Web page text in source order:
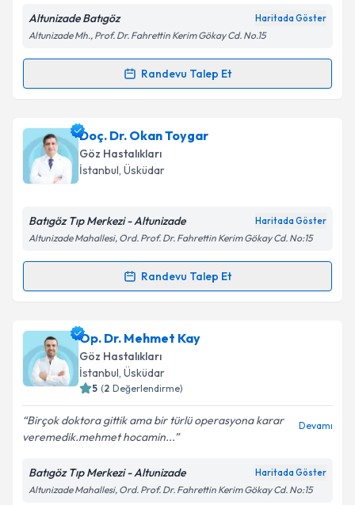
Kişisel verilerimin işlenmesine ilişkinAydınlatma
kapsamda işlenmesini kabul ediyorum.
Altunizade Batıgöz Haritada Göster
Altunizade Mh., Prof. Dr. Fahrettin Kerim Gökay Cd. No.15
Randevu Talep Et
Randevu Takvimi Talebi
Op. Dr. Mustafa Eriçin randevu takvimi talebi
oluşturun. Size bu uzmandan randevu almanız için bir
takvim hazırlandığında e-posta ile bilgilendireceğiz.
Kişisel verilerimin işlenmesine ilişkin
Metni'ni okudum ve kişisel verilerimin belirtilen
Takvim Talebini Gönder
Doç. Dr. Okan Toygar
Göz Hastalıkları
İstanbul, Üsküdar
Batıgöz Tıp Merkezi - Altunizade Haritada Göster
Altunizade Mahallesi, Ord. Prof. Dr. Fahrettin Kerim Gökay Cd. No:15
Randevu Talep Et
Randevu Takvimi Talebi
Doç. Dr. Okan Toygariçin randevu takvimi talebi
oluşturun. Size bu uzmandan randevu almanız için bir
takvim hazırlandığında e-posta ile bilgilendireceğiz.
Kişisel verilerimin işlenmesine ilişkin
Aydınlatma
Metni'ni okudum ve kişisel verilerimin belirtilen
Op. Dr. Mehmet Kay
Göz Hastalıkları
İstanbul, Üsküdar
5 (2 Değerlendirme)
Birçok doktora gittik ama bir türlü operasyona karar
veremedik.mehmet hocamin...
Devamı
Batıgöz Tıp Merkezi - Altunizade Haritada Göster
Altunizade Mahallesi, Ord. Prof. Dr. Fahrettin Kerim Gökay Cd. No:15